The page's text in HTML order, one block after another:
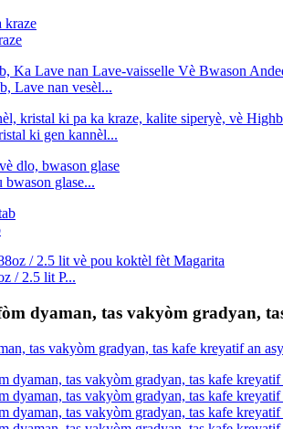
Lave nan vesèl...
ki gen kannèl...
glase...
/ 2.5 lit P...
dyaman, tas vakyòm gradyan,